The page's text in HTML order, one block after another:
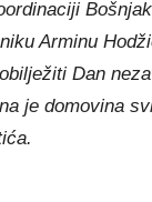
Arminu
Dan
je domovina